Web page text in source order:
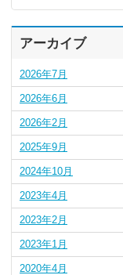
アーカイブ
2026年7月
2026年6月
2026年2月
2025年9月
2024年10月
2023年4月
2023年2月
2023年1月
2020年4月